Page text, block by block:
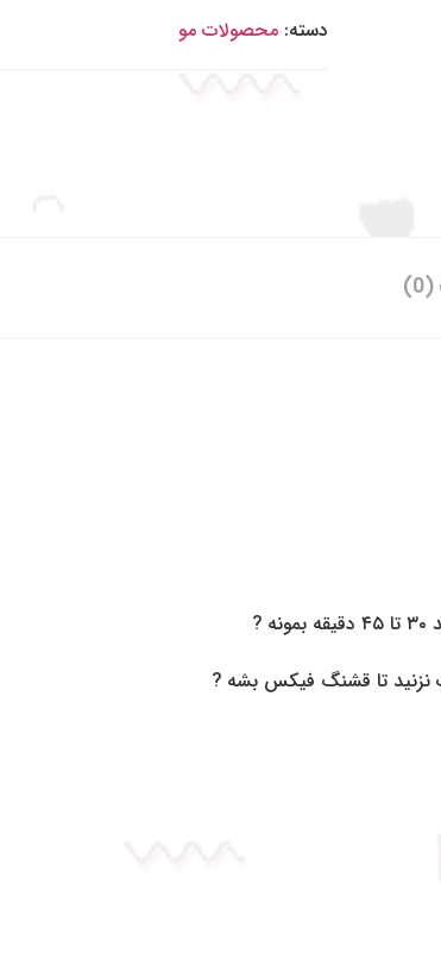
دسته: محصولات مو
نزنید تا قشنگ‌ فیکس بشه ?